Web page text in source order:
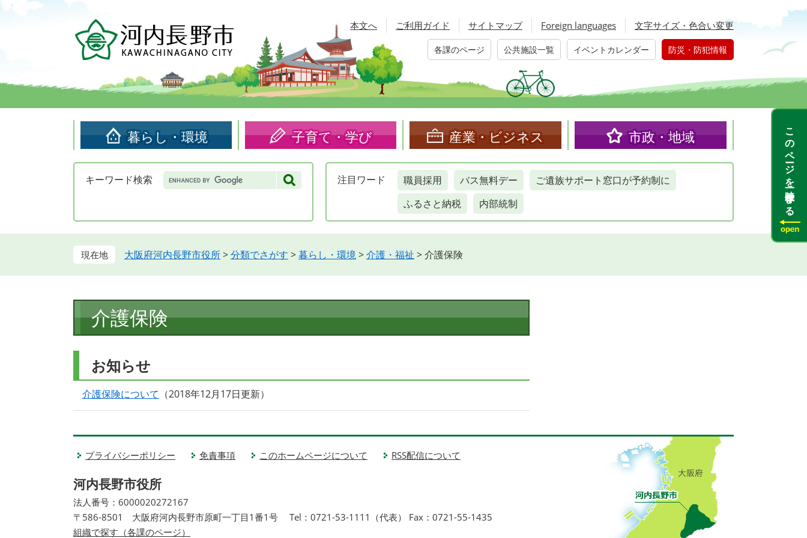
頭
す。
飛
し
本文へ ご利用ガイド サイトマップ Foreign languages 文字サイズ・色合い変更
各課のページ 公共施設一覧 イベントカレンダー 防災・防犯情報
暮らし・環境 子育て・学び 産業・ビジネス 市政・地域
キーワード検索 Google
カ
検
注目 ワード 職員採用 バス無料デー
ご遺族サポート窓口が予約制に
ふるさと納税
内部統制
大阪府河内長野市役所>分類でさがす >暮らし・環境>介護・福祉 >介護保険
文
介護保険
お知らせ
介護保険について 2018年12月17日更新
プライバシーポリシー 免責事項 このホームページについて RSS配信について
河内長野市役所
法人番号：6000020272167
〒586-8501 大阪府河内長野市原町一丁目1番1号
Tel：0721-53-1111（代表） Fax：0721-55-1435
組織で探す（各課のページ）
このページを一時保存する